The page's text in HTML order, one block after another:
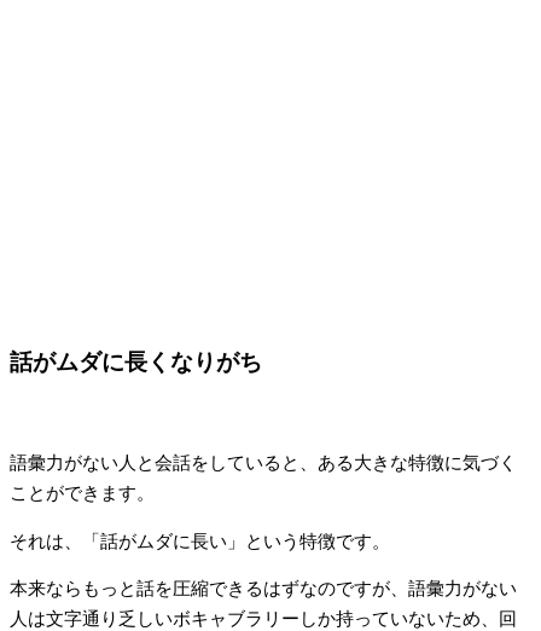
話がムダに長くなりがち
語彙力がない人と会話をしていると、ある大きな特徴に気づく
ことができます。
それは、「話がムダに長い」という特徴です。
本来ならもっと話を圧縮できるはずなのですが、語彙力がない
人は文字通り乏しいボキャブラリーしか持っていないため、回